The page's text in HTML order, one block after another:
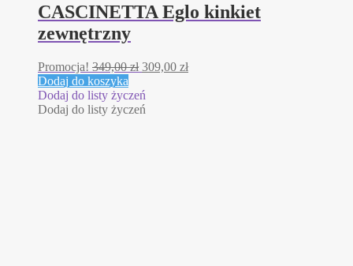
CASCINETTA Eglo kinkiet
zewnętrzny
Promocja! 349,00zł Pierwotna
wynosiła:
349,00 zł.
309,00 złAktualna
Dodaj do koszyka
Dodaj do listy życzeń
Dodaj do listy życzeń